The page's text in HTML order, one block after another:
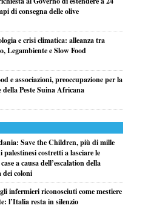
di consegna delle olive
e crisi climatica: alleanza tra
Legambiente e Slow Food
e associazioni, preoccupazione per la
della Peste Suina Africana
Save the Children, più di mille
palestinesi costretti a lasciare le
a causa dell’escalation della
dei coloni
infermieri riconosciuti come mestiere
l’Italia resta in silenzio